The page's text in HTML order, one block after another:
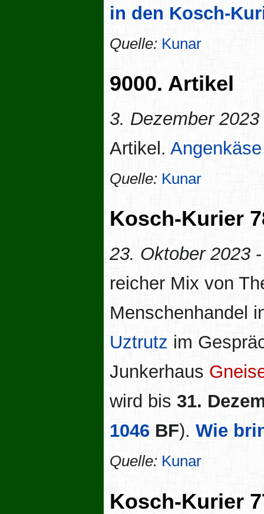
in den Kosch-
Quelle: Kunar
9000. Artikel
3. Dezember 2023
Artikel. Angenkäse
Quelle: Kunar
Kosch-Kurier
23. Oktober 2023
reicher Mix von
Menschenhandel
Uztrutz im
Junkerhaus
wird bis 31.
1046 BF). Wie
Quelle: Kunar
Kosch-Kurier